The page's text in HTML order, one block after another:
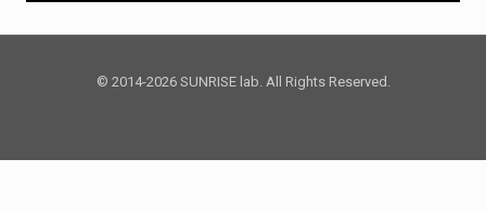
© 2014-2026 SUNRISE lab. All Rights Reserved.